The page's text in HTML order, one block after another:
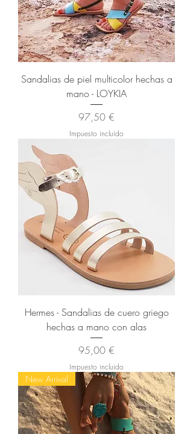
Sandalias de piel multicolor hechas a
mano - LOYKIA
Precio
97,50 €
Impuesto incluido
Hermes - Sandalias de cuero griego
hechas a mano con alas
Precio
95,00 €
Impuesto incluido
New Arrival